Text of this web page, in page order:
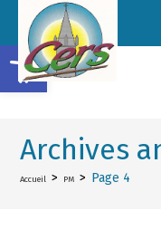
Archives
Accueil > PM > Page 4
Ouvrir la